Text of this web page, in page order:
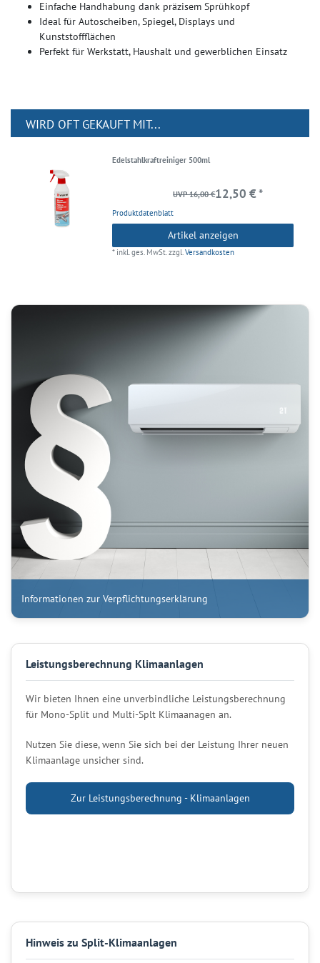
Einfache Handhabung dank präzisem Sprühkopf
Ideal für Autoscheiben, Spiegel, Displays und
Kunststoffflächen
Perfekt für Werkstatt, Haushalt und gewerblichen Einsatz
WIRD OFT GEKAUFT MIT...
Edelstahlkraftreiniger 500ml
Produktdatenblatt
UVP 16,00 €12,50 € *
Artikel anzeigen
* inkl. ges. MwSt. zzgl.Versandkosten
Informationen zur Verpflichtungserklärung
Leistungsberechnung Klimaanlagen
Wir bieten Ihnen eine unverbindliche Leistungsberechnung
für Mono-Split und Multi-Splt Klimaanagen an.
Nutzen Sie diese, wenn Sie sich bei der Leistung Ihrer neuen
Klimaanlage unsicher sind.
Zur Leistungsberechnung - Klimaanlagen
Hinweis zu Split-Klimaanlagen